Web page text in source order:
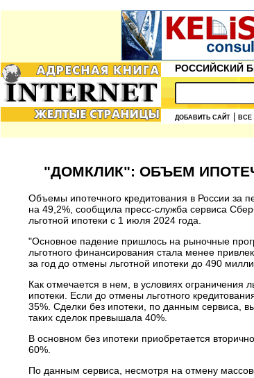
РОССИЙСКИЙ
ДОБАВИТЬ САЙТ ВСЕ
"ДОМКЛИК": ОБЪЕМ
Объемы ипотечного кредитования в России за
на 49,2%, сообщила пресс-служба сервиса
льготной ипотеки с 1 июля 2024 года.
"Основное падение пришлось на рыночные
льготного финансирования стала менее
за год до отмены льготной ипотеки до 490
Как отмечается в нем, в условиях ограничения
ипотеки. Если до отмены льготного
35%. Сделки без ипотеки, по данным сервиса,
таких сделок превышала 40%.
В основном без ипотеки приобретается
60%.
По данным сервиса, несмотря на отмену